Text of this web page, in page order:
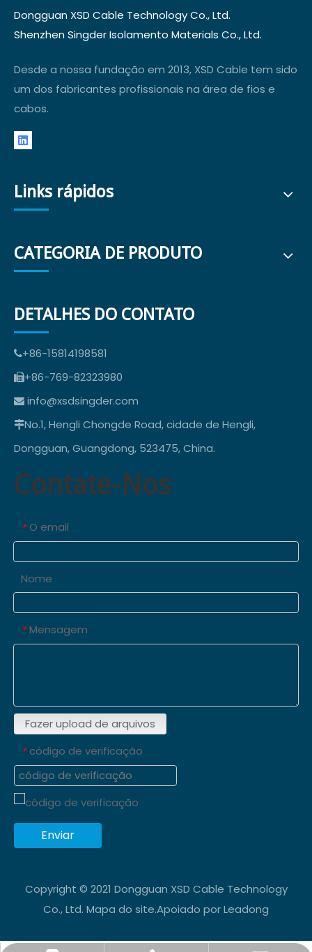
Dongguan XSD Cable Technology Co., Ltd.
Shenzhen Singder Isolamento Materials Co., Ltd.
Desde a nossa fundação em 2013, XSD Cable tem sido
um dos fabricantes profissionais na área de fios e
cabos.
Links rápidos
CATEGORIA DE PRODUTO
DETALHES DO CONTATO
+86-15814198581
+86-769-82323980
 info@xsdsingder.com
No.1, Hengli Chongde Road, cidade de Hengli,
Dongguan, Guangdong, 523475, China.
Contate-Nos
* O email
Nome
* Mensagem
Fazer upload de arquivos
* código de verificação
Enviar
Copyright © 2021 Dongguan XSD Cable Technology
Co., Ltd. Mapa do site.Apoiado porLeadong